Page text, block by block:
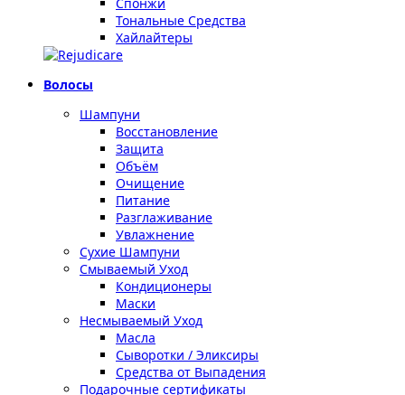
Тональные Средства
Хайлайтеры
Волосы
Шампуни
Восстановление
Защита
Объём
Очищение
Питание
Разглаживание
Увлажнение
Сухие Шампуни
Смываемый Уход
Кондиционеры
Маски
Несмываемый Уход
Масла
Сыворотки / Эликсиры
Средства от Выпадения
Подарочные сертификаты